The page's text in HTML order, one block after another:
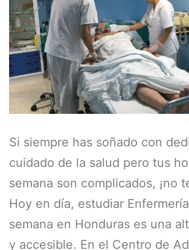
Si siempre has soñado con
cuidado de la salud pero tus
semana son complicados, ¡no
Hoy en día, estudiar
semana en Honduras es una
y accesible. En el Centro de